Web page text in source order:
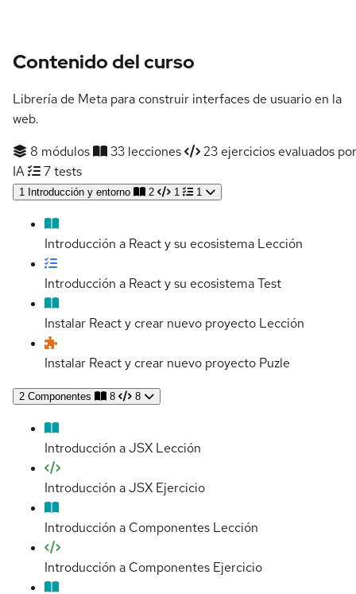
Contenido del curso
Librería de Meta para construir interfaces de usuario en la
web.
8 módulos
33 lecciones
23 ejercicios evaluados por
IA
7 tests
1 Introducción y entorno 2 1 1
Introducción a React y su ecosistema Lección
Introducción a React y su ecosistemaTest
Instalar React y crear nuevo proyecto Lección
Instalar React y crear nuevo proyecto Puzle
2 Componentes 8 8
Introducción a JSX Lección
Introducción a JSX Ejercicio
Introducción a Componentes Lección
Introducción a Componentes Ejercicio